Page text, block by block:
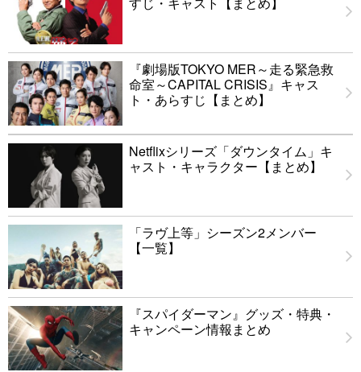
『劇場版TOKYO MER～走る緊急救
命室～CAPITAL CRISIS』キャス
ト・あらすじ【まとめ】
Netflixシリーズ「ダウンタイム」キ
ャスト・キャラクター【まとめ】
「ラヴ上等」シーズン2メンバー
【一覧】
『スパイダーマン』グッズ・特典・
キャンペーン情報まとめ